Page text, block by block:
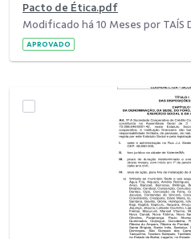
Pacto de Ética.pdf
Modificado há 10 Meses por TAÍS
APROVADO